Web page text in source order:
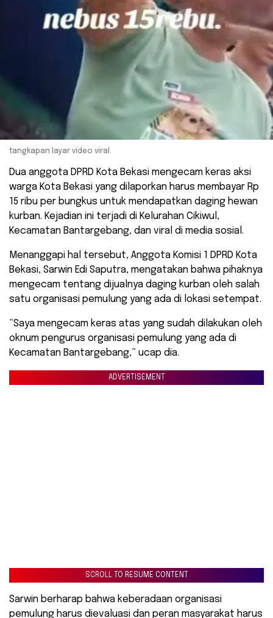
tangkapan layar video viral.
Dua anggota DPRD Kota Bekasi mengecam keras aksi
warga Kota Bekasi yang dilaporkan harus membayar Rp
15 ribu per bungkus untuk mendapatkan daging hewan
kurban. Kejadian ini terjadi di Kelurahan Cikiwul,
Kecamatan Bantargebang, dan viral di media sosial.
Menanggapi hal tersebut, Anggota Komisi 1 DPRD Kota
Bekasi, Sarwin Edi Saputra, mengatakan bahwa pihaknya
mengecam tentang dijualnya daging kurban oleh salah
satu organisasi pemulung yang ada di lokasi setempat.
“Saya mengecam keras atas yang sudah dilakukan oleh
oknum pengurus organisasi pemulung yang ada di
Kecamatan Bantargebang,” ucap dia.
ADVERTISEMENT
SCROLL TO RESUME CONTENT
Sarwin berharap bahwa keberadaan organisasi
pemulung harus dievaluasi dan peran masyarakat harus